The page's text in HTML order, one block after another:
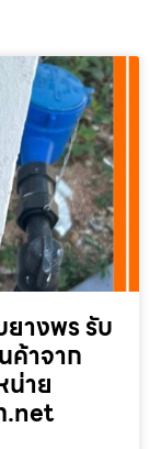
ยางพร รับ
ค้าจาก
น่าย
.net